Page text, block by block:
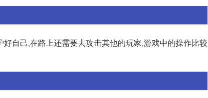
自己,在路上还需要去攻击其他的玩家,游戏中的操作比较